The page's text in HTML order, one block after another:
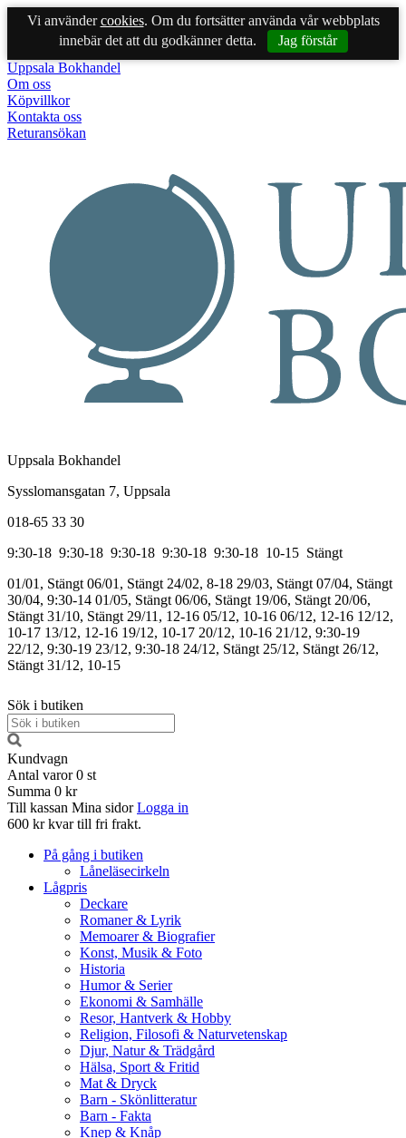
Vi användercookies. Om du fortsätter använda vår webbplats
innebär det att du godkänner detta.
Jag förstår
Uppsala Bokhandel
Om oss
Köpvillkor
Kontakta oss
Returansökan
Uppsala Bokhandel
Sysslomansgatan 7, Uppsala
018-65 33 30
9:30-18 9:30-18 9:30-18 9:30-18 9:30-18 10-15 Stängt
01/01, Stängt 06/01, Stängt 24/02, 8-18 29/03, Stängt 07/04, Stängt
30/04, 9:30-14 01/05, Stängt 06/06, Stängt 19/06, Stängt 20/06,
Stängt 31/10, Stängt 29/11, 12-16 05/12, 10-16 06/12, 12-16 12/12,
10-17 13/12, 12-16 19/12, 10-17 20/12, 10-16 21/12, 9:30-19
22/12, 9:30-19 23/12, 9:30-18 24/12, Stängt 25/12, Stängt 26/12,
Stängt 31/12, 10-15
Sök i butiken
Kundvagn
Antal varor 0 st
Summa 0 kr
Till kassan Mina sidor Logga in
600 kr kvar till fri frakt.
På gång i butiken
Låneläsecirkeln
Lågpris
Deckare
Romaner & Lyrik
Memoarer & Biografier
Konst, Musik & Foto
Historia
Humor & Serier
Ekonomi & Samhälle
Resor, Hantverk & Hobby
Religion, Filosofi & Naturvetenskap
Djur, Natur & Trädgård
Hälsa, Sport & Fritid
Mat & Dryck
Barn - Skönlitteratur
Barn - Fakta
Knep & Knåp